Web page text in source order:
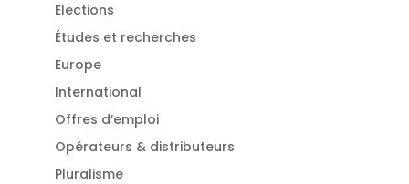
Elections
Études et recherches
Europe
International
Offres d’emploi
Opérateurs & distributeurs
Pluralisme